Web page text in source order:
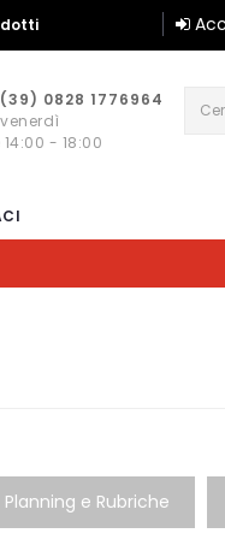
0828 1776964
- 18:00
Planning e Rubriche